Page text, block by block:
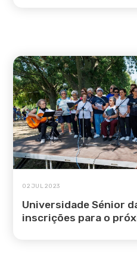
02 JUL 2023
Universidade Sénior
inscrições para o